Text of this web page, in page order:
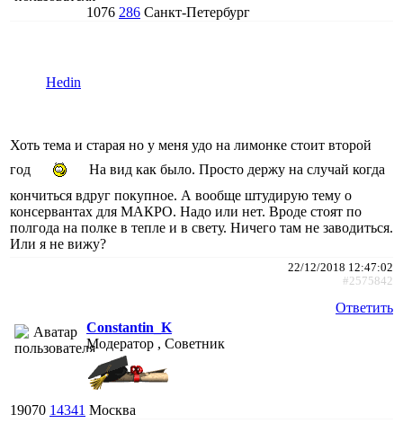
1076 286 Санкт-Петербург
Hedin
Хоть тема и старая но у меня удо на лимонке стоит второй
год
На вид как было. Просто держу на случай когда
кончиться вдруг покупное. А вообще штудирую тему о
консервантах для МАКРО. Надо или нет. Вроде стоят по
полгода на полке в тепле и в свету. Ничего там не заводиться.
Или я не вижу?
22/12/2018 12:47:02
#2575842
Ответить
Constantin_K
Модератор , Советник
19070 14341 Москва